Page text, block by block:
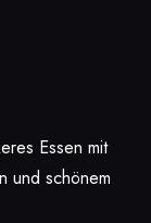
Bereicherung für
Essen mit
und schönem